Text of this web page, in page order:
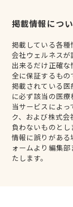
掲載情報につ
掲載している各
会社ウェルネスが
出来るだけ正確
全に保証するもの
掲載されている
に必ず該当の医療
当サービスによ
ク、および株式
負わないものとし
情報に誤りがあ
ォームより編集
たします。